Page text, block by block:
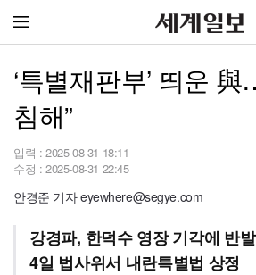
‘특별재판부’ 띄운
침해”
입력 : 2025-08-31 18:11
수정 : 2025-08-31 22:45
안경준 기자 eyewhere@segye.com
강경파, 한덕수 영장 기각에 반발
4일 법사위서 내란특별법 상정